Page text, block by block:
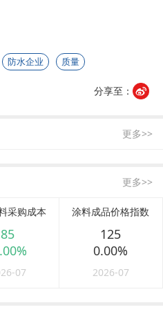
防水企业 质量
分享至：
更多>>
更多>>
采购成本
85
07
涂料成品价格指数
125
0.00%
2026-07